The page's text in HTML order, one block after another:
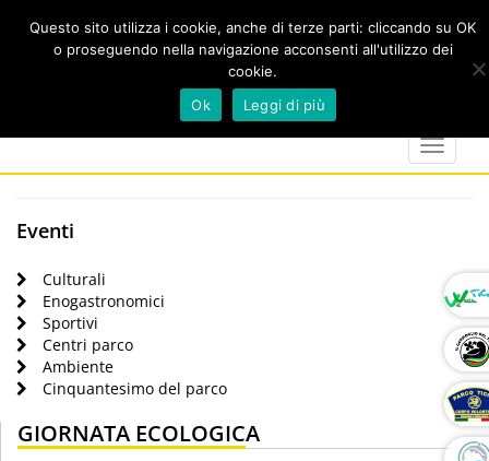
marker
calendar
Toggle
Eventi
Culturali
Enogastronomici
Sportivi
Centri parco
Ambiente
Cinquantesimo del parco
GIORNATA ECOLOGICA
Questo sito utilizza i cookie, anche di terze parti: cliccando su OK
o proseguendo nella navigazione acconsenti all'utilizzo dei
cookie.
Ok
Leggi di più